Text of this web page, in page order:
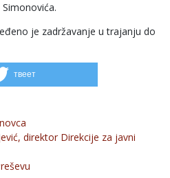
je zadržavanje u trajanju do
твеет
direktor Direkcije za javni